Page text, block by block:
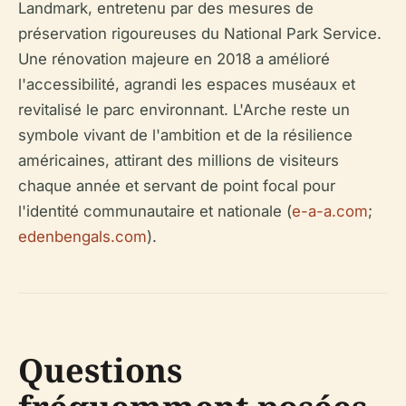
Landmark, entretenu par des mesures de
préservation rigoureuses du National Park Service.
Une rénovation majeure en 2018 a amélioré
l'accessibilité, agrandi les espaces muséaux et
revitalisé le parc environnant. L'Arche reste un
symbole vivant de l'ambition et de la résilience
américaines, attirant des millions de visiteurs
chaque année et servant de point focal pour
l'identité communautaire et nationale (e-a-a.com;
edenbengals.com).
Questions